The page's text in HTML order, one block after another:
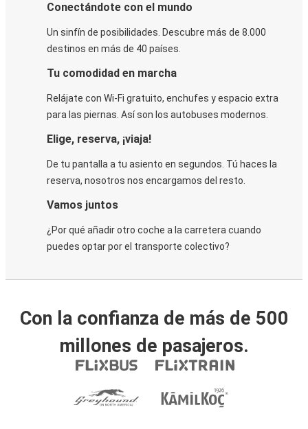
Conectándote con el mundo
Un sinfín de posibilidades. Descubre más de 8.000
destinos en más de 40 países.
Tu comodidad en marcha
Relájate con Wi-Fi gratuito, enchufes y espacio extra
para las piernas. Así son los autobuses modernos.
Elige, reserva, ¡viaja!
De tu pantalla a tu asiento en segundos. Tú haces la
reserva, nosotros nos encargamos del resto.
Vamos juntos
¿Por qué añadir otro coche a la carretera cuando
puedes optar por el transporte colectivo?
Con la confianza de más de 500
millones de pasajeros.